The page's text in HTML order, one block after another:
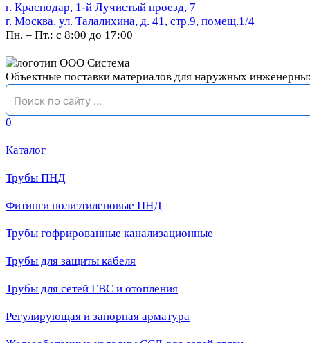
г. Краснодар, 1-й Лучистый проезд, 7
г. Москва, ул. Талалихина, д. 41, стр.9, помещ.1/4
Пн. – Пт.: с 8:00 до 17:00
Объектные поставки материалов для наружных
0
Каталог
Трубы ПНД
Фитинги полиэтиленовые ПНД
Трубы гофрированные канализационные
Трубы для защиты кабеля
Трубы для сетей ГВС и отопления
Регулирующая и запорная арматура